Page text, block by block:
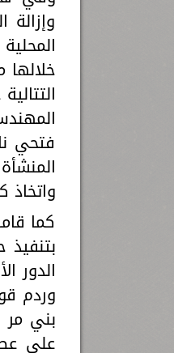
فتحي
واتخاذ
كما
بني مر
علي